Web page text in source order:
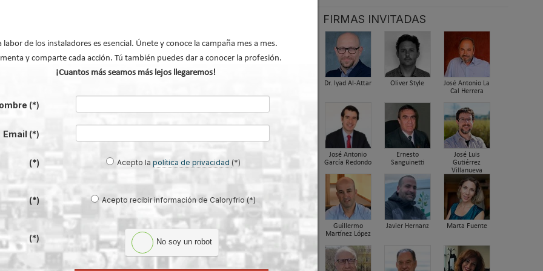
la adopción de tecnologías de climatización y aerotermia de la más alta
el confort, reducir el consumo energético y avanzar hacia edificios más
los instaladores pueden acceder a la plataforma habilitada por Mitsubishi
través de los canales de atención específicos de la campaña.
y aerotermia de Mitsubishi Electric:
Modificado por última vez enMartes, 16 Junio 2026 10:52
FIRMAS INVITADAS
Dr. Iyad Al-Attar Oliver Style
José Antonio La
Cal Herrera
José Antonio
García Redondo
Ernesto
Sanguinetti
José Luis
Gutiérrez
Villanueva
Guillermo
Martínez López
Javier Hernanz Marta Fuente
labor de los instaladores es esencial. Únete y conoce la campaña mes a mes.
y comparte cada acción. Tú también puedes dar a conocer la profesión.
¡Cuantos más seamos más lejos llegaremos!
(*)
Email (*)
(*) Acepto lapolítica de privacidad (*)
(*) Acepto recibir información de Caloryfrio (*)
(*) No soy un robot